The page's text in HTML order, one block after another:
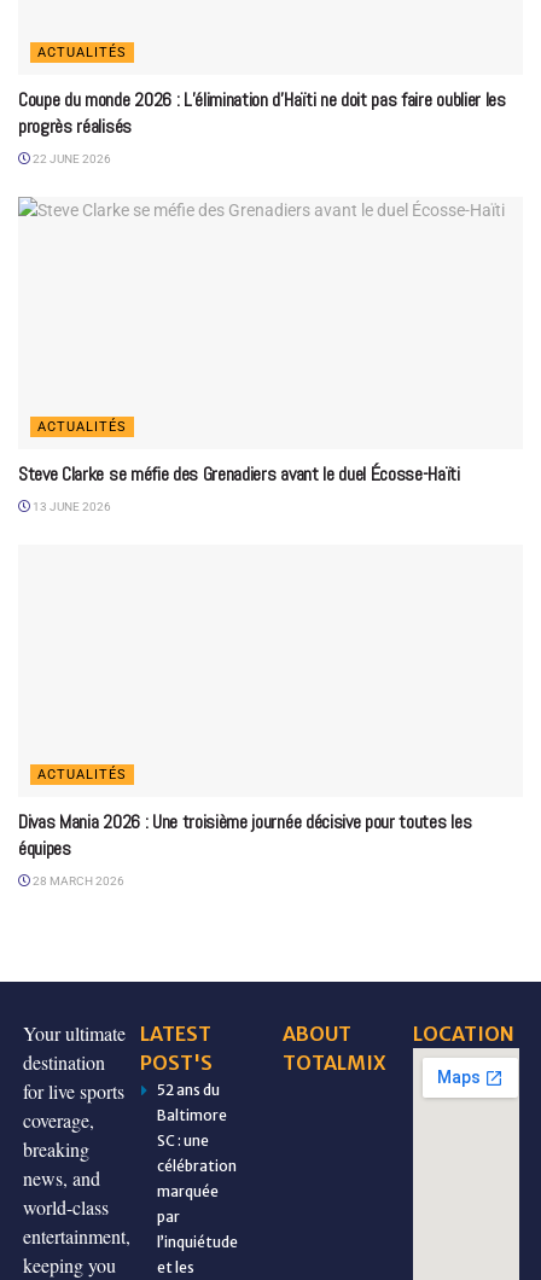
ACTUALITÉS
Coupe du monde 2026 : L’élimination d’Haïti ne doit pas faire oublier les
progrès réalisés
22 JUNE 2026
ACTUALITÉS
Steve Clarke se méfie des Grenadiers avant le duel Écosse-Haïti
13 JUNE 2026
ACTUALITÉS
Divas Mania 2026 : Une troisième journée décisive pour toutes les
équipes
28 MARCH 2026
Your ultimate
destination
for live sports
coverage,
breaking
news, and
world-class
entertainment,
keeping you
LATEST
POST'S
52 ans du
Baltimore
SC : une
célébration
marquée
par
l’inquiétude
et les
ABOUT
TOTALMIX
LOCATION